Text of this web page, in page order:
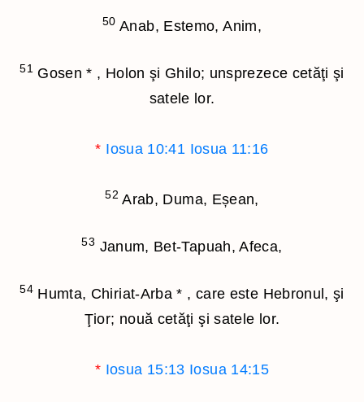
50 Anab, Estemo, Anim,
51Gosen* , Holon şi Ghilo; unsprezece cetăţi şi
satele lor.
* Iosua 10:41 Iosua 11:16
52 Arab, Duma, Eșean,
53 Janum, Bet-Tapuah, Afeca,
54Humta, Chiriat-Arba* , care este Hebronul, şi
Ţior; nouă cetăţi şi satele lor.
* Iosua 15:13 Iosua 14:15